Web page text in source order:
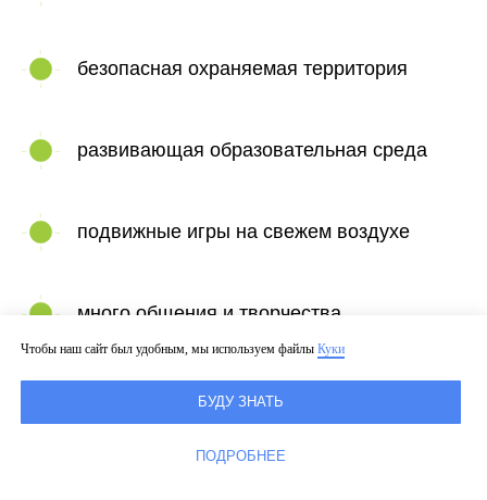
безопасная охраняемая территория
развивающая образовательная среда
подвижные игры на свежем воздухе
много общения и творчества
увлекательные темы и бережный подход
питание в столовой со своей кухней,
Чтобы наш сайт был удобным, мы используем файлы Куки
БУДУ ЗНАТЬ
ПОДРОБНЕЕ